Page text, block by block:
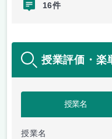
16件
授業評価・楽
授業名
授業名